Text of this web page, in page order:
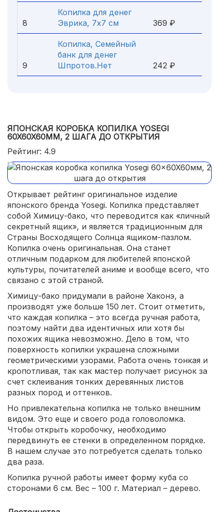
8
Копилка для денег
Эврика, 7х7 см
369 ₽
9
Копилка, Семейный
банк для денег
Шпротов.Нет
242 ₽
ЯПОНСКАЯ КОРОБКА КОПИЛКА YOSEGI
60X60X60ММ, 2 ШАГА ДО ОТКРЫТИЯ
Рейтинг: 4.9
Открывает рейтинг оригинальное изделие
японского бренда Yosegi. Копилка представляет
собой Химицу-бако, что переводится как «личный
секретный ящик», и является традиционным для
Страны Восходящего Солнца ящиком-пазлом.
Копилка очень оригинальная. Она станет
отличным подарком для любителей японской
культуры, почитателей аниме и вообще всего, что
связано с этой страной.
Химицу-бако придумали в районе Хаконэ, а
производят уже больше 150 лет. Стоит отметить,
что каждая копилка – это всегда ручная работа,
поэтому найти два идентичных или хотя бы
похожих ящика невозможно. Дело в том, что
поверхность копилки украшена сложными
геометрическими узорами. Работа очень тонкая и
кропотливая, так как мастер получает рисунок за
счет склеивания тонких деревянных листов
разных пород и оттенков.
Но привлекательна копилка не только внешним
видом. Это еще и своего рода головоломка.
Чтобы открыть коробочку, необходимо
передвинуть ее стенки в определенном порядке.
В нашем случае это потребуется сделать только
два раза.
Копилка ручной работы имеет форму куба со
сторонами 6 см. Вес – 100 г. Материал – дерево.